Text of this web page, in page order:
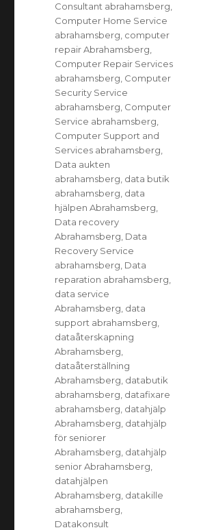
Consultant abrahamsberg
Computer Home Service
abrahamsberg computer
repair Abrahamsberg
Computer Repair Services
abrahamsberg Computer
Security Service
abrahamsberg Computer
Service abrahamsberg
Computer Support and
Services abrahamsberg
Data aukten
abrahamsberg data butik
abrahamsberg data
hjälpen Abrahamsberg
Data recovery
Abrahamsberg Data
Recovery Service
abrahamsberg Data
reparation abrahamsberg
data service
Abrahamsberg data
support abrahamsberg
dataåterskapning
Abrahamsberg
dataåterställning
Abrahamsberg databutik
abrahamsberg datafixare
abrahamsberg datahjälp
Abrahamsberg datahjälp
för seniorer
Abrahamsberg datahjälp
senior Abrahamsberg
datahjälpen
Abrahamsberg datakille
abrahamsberg
Datakonsult